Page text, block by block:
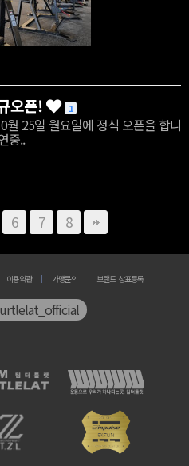
오픈! 1
월 25일 월요일에 정식 오픈을 합니
중..
6 7 8
이용약관 가맹문의 브랜드 상표등록